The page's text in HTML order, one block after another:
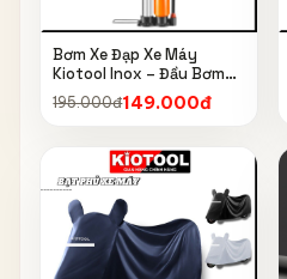
Bơm Xe Đạp Xe Máy
Kiotool Inox – Đầu Bơm
Thông Minh, Kèm Bơm
Bóng, Đồng Hồ 160 PSI
195.000đ149.000đ